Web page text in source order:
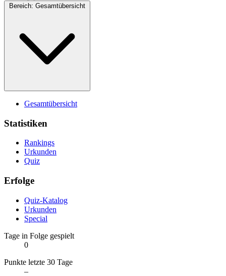
Bereich: Gesamtübersicht
Gesamtübersicht
Statistiken
Rankings
Urkunden
Quiz
Erfolge
Quiz-Katalog
Urkunden
Special
Tage in Folge gespielt
0
Punkte letzte 30 Tage
–